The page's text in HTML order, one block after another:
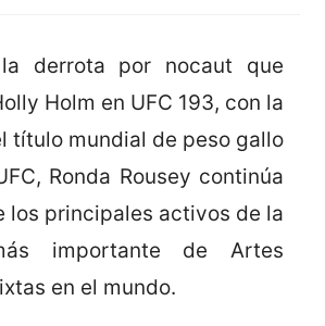
derrota por nocaut que
Holm en UFC 193, con la
título mundial de peso gallo
Ronda Rousey continúa
los principales activos de la
importante de Artes
en el mundo.